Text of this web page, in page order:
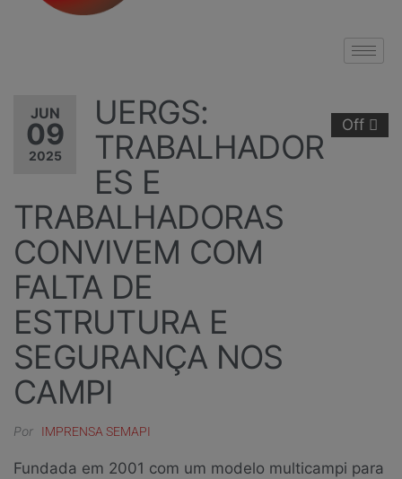
JUN
09
2025
Off
UERGS:
TRABALHADOR
ES E
TRABALHADORAS
CONVIVEM COM
FALTA DE
ESTRUTURA E
SEGURANÇA NOS
CAMPI
Por IMPRENSA SEMAPI
Fundada em 2001 com um modelo multicampi para